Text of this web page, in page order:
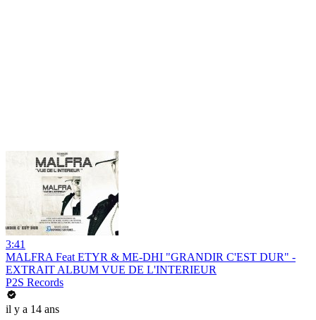
3:41
MALFRA Feat ETYR & ME-DHI "GRANDIR C'EST DUR" -
EXTRAIT ALBUM VUE DE L'INTERIEUR
P2S Records
il y a 14 ans